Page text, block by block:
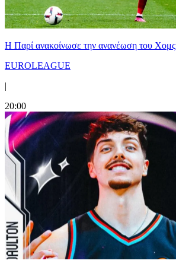
Η Παρί ανακοίνωσε την ανανέωση του Χομς
EUROLEAGUE
|
20:00